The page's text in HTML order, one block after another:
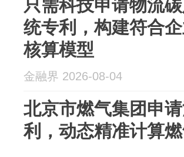
只需科技申请物流
统专利，构建符合
核算模型
金融界 2026-08-04
北京市燃气集团申
利，动态精准计算